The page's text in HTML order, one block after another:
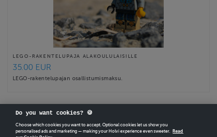
LEGO-RAKENTELUPAJA ALAKOULULAISILLE
35.00 EUR
LEGO-rakentelupajan osallistumismaksu.
Do you want cookies? 🍪
Choose which cookies you want to accept. Optional cookies let us show you
personalised ads and marketing — making your Holvi experience even sweeter.
Read